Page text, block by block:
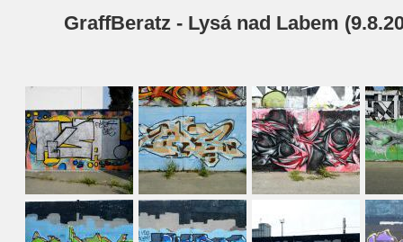
GraffBeratz - Lysá nad Labem